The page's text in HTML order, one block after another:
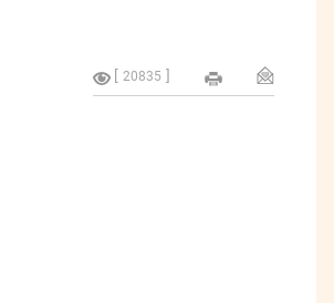
20835